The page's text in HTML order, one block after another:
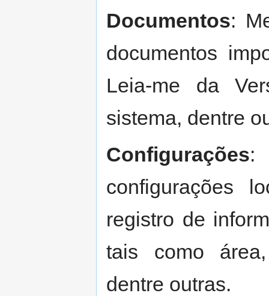
Documentos:
documentos
Leia-me da
sistema, dentre
Configurações:
configurações
registro de
tais como
dentre outras.